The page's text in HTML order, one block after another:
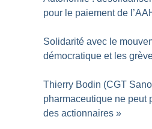
pour le paiement de
Solidarité avec le
démocratique et les
Thierry Bodin (CGT
pharmaceutique ne peut
des actionnaires »